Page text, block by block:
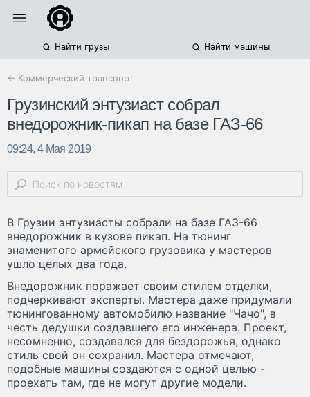
Найти грузы Найти машины
← Коммерческий транспорт
Грузинский энтузиаст собрал
внедорожник-пикап на базе ГАЗ-66
09:24, 4 Мая 2019
В Грузии энтузиасты собрали на базе ГАЗ-66
внедорожник в кузове пикап. На тюнинг
знаменитого армейского грузовика у мастеров
ушло целых два года.
Внедорожник поражает своим стилем отделки,
подчеркивают эксперты. Мастера даже придумали
тюнингованному автомобилю название "Чачо", в
честь дедушки создавшего его инженера. Проект,
несомненно, создавался для бездорожья, однако
стиль свой он сохранил. Мастера отмечают,
подобные машины создаются с одной целью -
проехать там, где не могут другие модели.